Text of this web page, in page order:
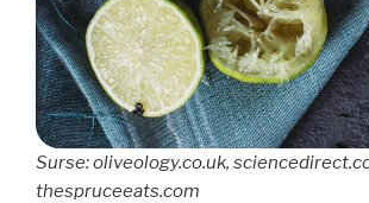
Surse: oliveology.co.uk,
thespruceeats.com